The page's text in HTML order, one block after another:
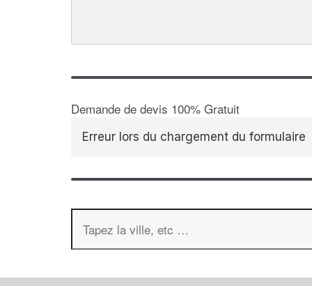
Demande de devis 100% Gratuit
Erreur lors du chargement du formulaire